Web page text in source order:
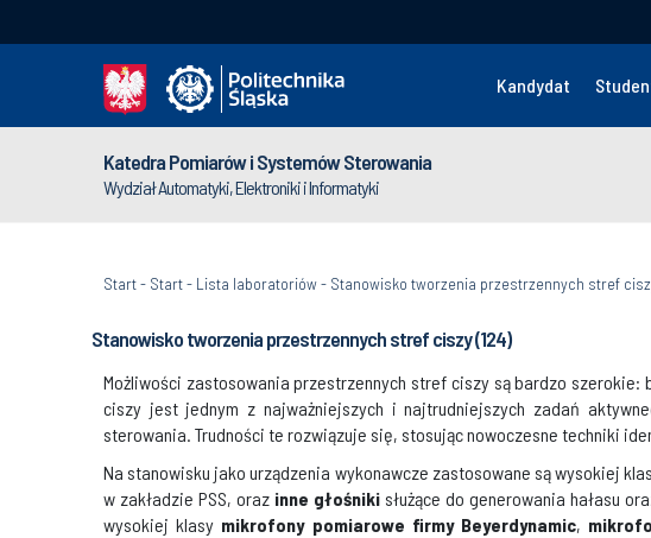
Kandydat
Katedra Pomiarów i Systemów Sterowania
Wydział Automatyki, Elektroniki i Informatyki
Start- Start- Lista laboratoriów- Stanowisko tworzenia przestrzennych stref
Stanowisko tworzenia przestrzennych stref ciszy (124)
Możliwości zastosowania przestrzennych stref ciszy są bardzo
ciszy jest jednym z najważniejszych i najtrudniejszych zadań
sterowania. Trudności te rozwiązuje się, stosując nowoczesne techniki
Na stanowisku jako urządzenia wykonawcze zastosowane są wysokiej
w zakładzie PSS, oraz inne głośnikisłużące do generowania hałasu
wysokiej klasy mikrofony pomiarowe firmy Beyerdynamic,